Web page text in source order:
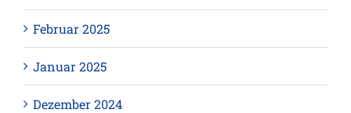
Februar 2025
Januar 2025
Dezember 2024